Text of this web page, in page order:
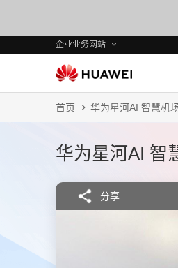
企业业务网站
首页 华为星河AI 智慧机
华为星河AI 智
分享